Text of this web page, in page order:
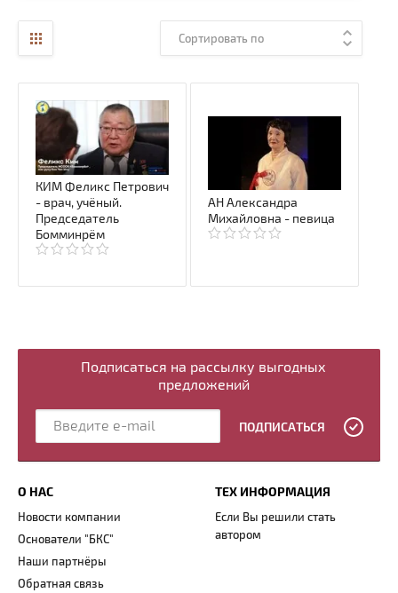
Сортировать по
КИМ Феликс Петрович
- врач, учёный.
Председатель
Бомминрём
АН Александра
Михайловна - певица
Подписаться на рассылку выгодных
предложений
ПОДПИСАТЬСЯ
О НАС
Новости компании
Основатели "БКС"
Наши партнёры
Обратная связь
ТЕХ ИНФОРМАЦИЯ
Если Вы решили стать
автором